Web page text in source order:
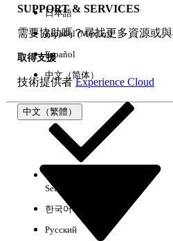
SUPPORT & SERVICES
需要協助嗎？尋找更多資源或與
取得支援
技術提供者Experience Cloud
中文（繁體）
日本語
Español (México)
Español
中文（简体）
Select Org
한국어
Русский